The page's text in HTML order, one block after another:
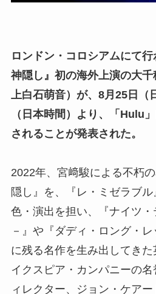
ロンドン・コロシアムにて行
神隠し』 初の海外上演の大千
上白石萌音）が、8月25日（
（日本時間）より、「Hulu
されることが発表された。
2022年、宮﨑駿による不朽
隠し』を、『レ・ミゼラブ
色・演出を担い、『ナイツ
－』や『ダディ・ロング・
に残る名作を生み出してき
イクスピア・カンパニーの
ィレクター、ジョン・ケア